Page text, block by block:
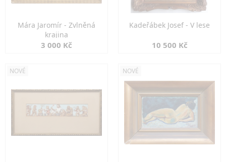
Mára Jaromír - Zvlněná
krajina
3 000 Kč
Kadeřábek Josef - V lese
10 500 Kč
NOVÉ NOVÉ